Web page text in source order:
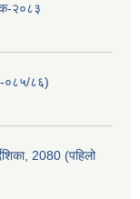
२०८३
०८५/८६)
2080 (पहिलो